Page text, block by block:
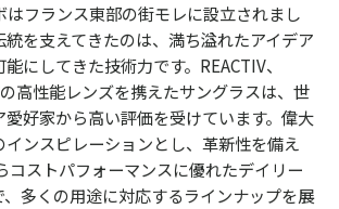
はフランス東部の街モレに設立されまし
を支えてきたのは、満ち溢れたアイデア
にしてきた技術力です。REACTIV、
高性能レンズを携えたサングラスは、世
好家から高い評価を受けています。偉大
インスピレーションとし、革新性を備え
コストパフォーマンスに優れたデイリー
多くの用途に対応するラインナップを展